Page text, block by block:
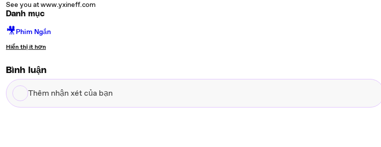
See you at www.yxineff.com
Danh mục
🎥Phim Ngắn
Hiển thị ít hơn
Bình luận
Thêm
nhận